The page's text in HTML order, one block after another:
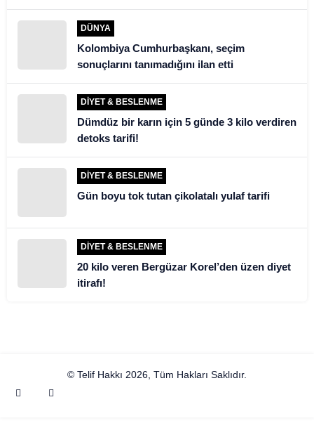
şoke etti
DÜNYA
Kolombiya Cumhurbaşkanı, seçim
sonuçlarını tanımadığını ilan etti
DIYET & BESLENME
Dümdüz bir karın için 5 günde 3 kilo verdiren
detoks tarifi!
DIYET & BESLENME
Gün boyu tok tutan çikolatalı yulaf tarifi
DIYET & BESLENME
20 kilo veren Bergüzar Korel’den üzen diyet
itirafı!
© Telif Hakkı 2026, Tüm Hakları Saklıdır.